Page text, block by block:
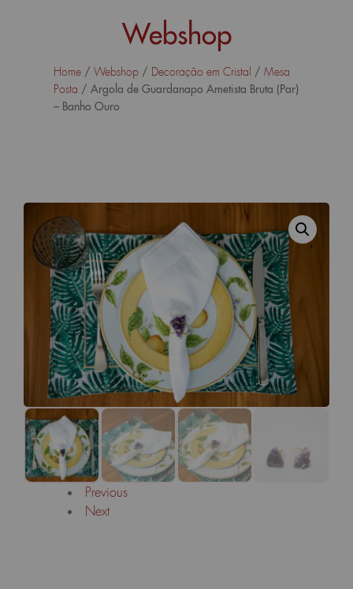
Webshop
Home / Webshop / Decoração em Cristal / Mesa
Posta / Argola de Guardanapo Ametista Bruta (Par)
– Banho Ouro
Previous
Next